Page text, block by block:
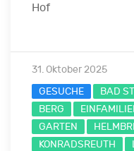
Hof
31. Oktober 2025
GESUCHE
BAD
BERG
GARTEN
KONRADSREUTH